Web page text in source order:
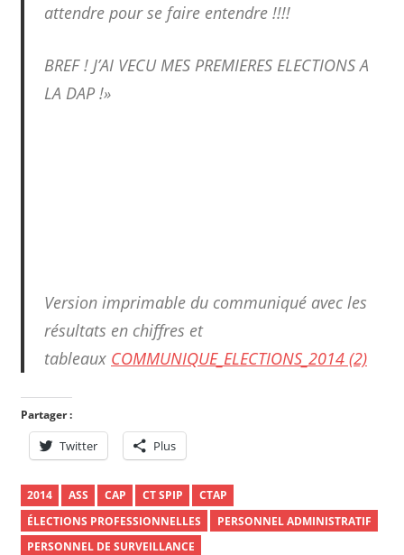
attendre pour se faire entendre !!!!
BREF ! J’AI VECU MES PREMIERES ELECTIONS A
LA DAP !»
Version imprimable du communiqué avec les
résultats en chiffres et
tableaux COMMUNIQUE_ELECTIONS_2014 (2)
Partager :
Twitter Plus
2014 ASS CAP CT SPIP
CTAP
ÉLECTIONS PROFESSIONNELLES
PERSONNEL ADMINISTRATIF
PERSONNEL DE SURVEILLANCE